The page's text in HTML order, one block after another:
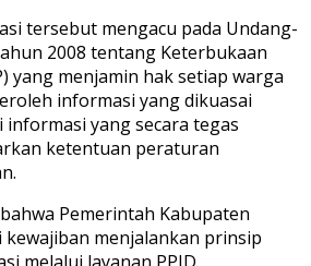
tersebut mengacu pada Undang-
2008 tentang Keterbukaan
yang menjamin hak setiap warga
informasi yang dikuasai
informasi yang secara tegas
ketentuan peraturan
Pemerintah Kabupaten
kewajiban menjalankan prinsip